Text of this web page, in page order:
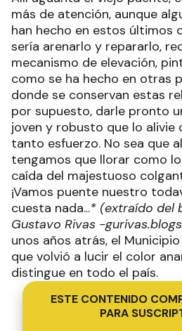
más de atención, aunque
han hecho en estos últimos
sería arenarlo y repararlo,
mecanismo de elevación,
como se ha hecho en otras
donde se conservan estas
por supuesto, darle pronto
joven y robusto que lo alivie
tanto esfuerzo. No sea que
tengamos que llorar como
caída del majestuoso
¡Vamos puente nuestro
cuesta nada...* (extraído del
Gustavo Rivas -
unos años atrás, el
que volvió a lucir el color
distingue en todo el país.
ESTE CONTENIDO
PARA